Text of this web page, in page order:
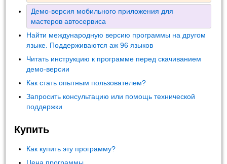
Демо-версия мобильного приложения для
мастеров автосервиса
Найти международную версию программы на другом
языке. Поддерживаются аж 96 языков
Читать инструкцию к программе перед скачиванием
демо-версии
Как стать опытным пользователем?
Запросить консультацию или помощь технической
поддержки
Купить
Как купить эту программу?